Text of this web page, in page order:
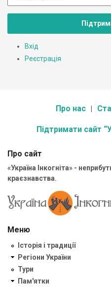
Вхід
Реєстрація
Про нас
Підтримати сайт
Про сайт
«Україна Інкогніта» -
краєзнавства.
Меню
Історія і традиції
Регіони України
Тури
Пам'ятки